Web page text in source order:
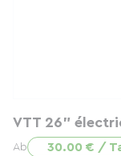
VTT 26"
Ab 30.00 € /